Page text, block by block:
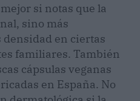
si notas que la
sino más
en ciertas
familiares. También
cápsulas veganas
en España. No